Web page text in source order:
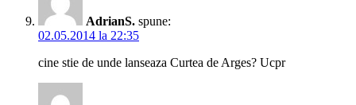
AdrianS. spune:
02.05.2014 la 22:35
cine stie de unde lanseaza Curtea de Arges? Ucpr